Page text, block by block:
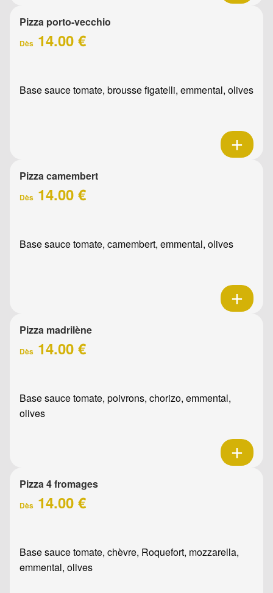
Pizza porto-vecchio
Dès 14.00 €
Base sauce tomate, brousse figatelli, emmental, olives
Pizza camembert
Dès 14.00 €
Base sauce tomate, camembert, emmental, olives
Pizza madrilène
Dès 14.00 €
Base sauce tomate, poivrons, chorizo, emmental,
olives
Pizza 4 fromages
Dès 14.00 €
Base sauce tomate, chèvre, Roquefort, mozzarella,
emmental, olives